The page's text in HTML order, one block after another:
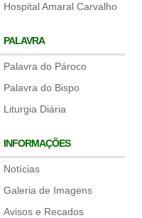
Hospital Amaral Carvalho
PALAVRA
Palavra do Pároco
Palavra do Bispo
Liturgia Diária
INFORMAÇÕES
Notícias
Galeria de Imagens
Avisos e Recados